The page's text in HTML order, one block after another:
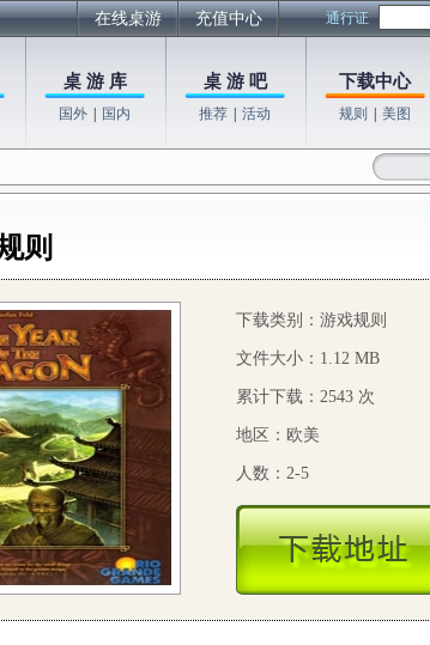
在线桌游 充值中心 通行证
桌 游 库
国外 国内
桌 游 吧
推荐 活动
下载中心
规则 美图
则
下载类别：游戏规则
文件大小：1.12 MB
累计下载：2543 次
地区：欧美
人数：2-5